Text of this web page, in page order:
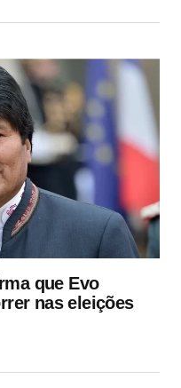
que Evo
nas eleições